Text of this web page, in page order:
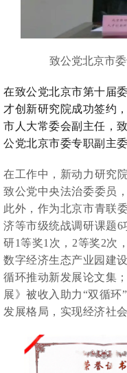
致公党北京市
在致公党北京市第十届
才创新研究院成功签约
市人大常委会副主任，
公党北京市委专职副主
在工作中，新动力研究
致公党中央法治委委员
此外，作为北京市青联
济等市级统战调研课题
研1等奖1次，2等奖2次
数字经济生态产业园建
循环推动新发展论文集
展》被收入助力“双循
发展格局，实现经济社